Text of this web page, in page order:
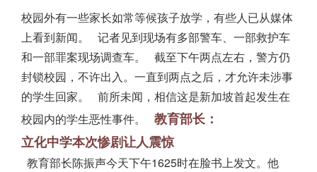
校园外有一些家长如常等候孩子放学，有些人已从媒体
上看到新闻。
记者见到现场有多部警车、一部救护车
和一部罪案现场调查车。
截至下午两点左右，警方仍
封锁校园，不许出入。一直到两点之后，才允许未涉事
的学生回家。
前所未闻，相信这是新加坡首起发生在
校园内的学生恶性事件。
教育部长：
立化中学本次惨剧让人震惊
教育部长陈振声今天下午1625时在脸书上发文。他